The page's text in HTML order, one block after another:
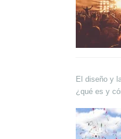
El diseño y
¿qué es y